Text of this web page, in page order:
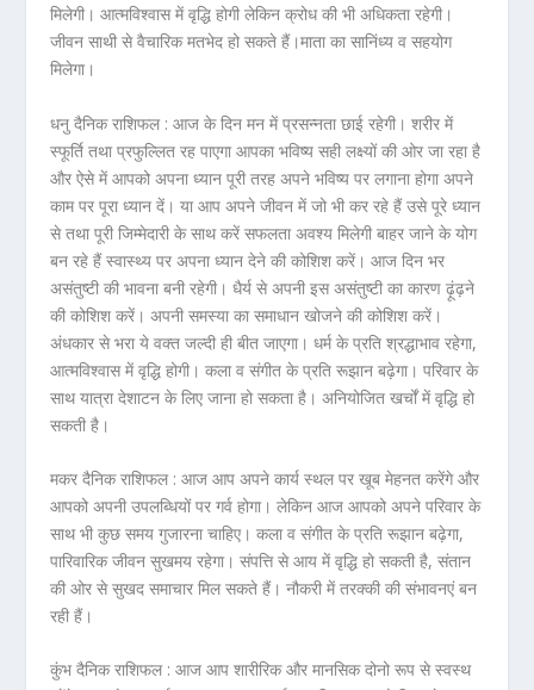
मिलेगी। आत्मविश्वास में वृद्धि होगी लेकिन क्रोध की भी अधिकता रहेगी।
जीवन साथी से वैचारिक मतभेद हो सकते हैं।माता का सानिंध्य व सहयोग
मिलेगा।
धनु दैनिक राशिफल :आज के दिन मन में प्रसन्नता छाई रहेगी। शरीर में
स्फूर्ति तथा प्रफुल्लित रह पाएगा आपका भविष्य सही लक्ष्यों की ओर जा रहा है
और ऐसे में आपको अपना ध्यान पूरी तरह अपने भविष्य पर लगाना होगा अपने
काम पर पूरा ध्यान दें। या आप अपने जीवन में जो भी कर रहे हैं उसे पूरे ध्यान
से तथा पूरी जिम्मेदारी के साथ करें सफलता अवश्य मिलेगी बाहर जाने के योग
बन रहे हैं स्वास्थ्य पर अपना ध्यान देने की कोशिश करें। आज दिन भर
असंतुष्टी की भावना बनी रहेगी। धैर्य से अपनी इस असंतुष्टी का कारण ढ़ूंढ़ने
की कोशिश करें। अपनी समस्या का समाधान खोजने की कोशिश करें।
अंधकार से भरा ये वक्त जल्दी ही बीत जाएगा। धर्म के प्रति श्रद्धाभाव रहेगा,
आत्मविश्वास में वृद्धि होगी। कला व संगीत के प्रति रूझान बढ़ेगा। परिवार के
साथ यात्रा देशाटन के लिए जाना हो सकता है। अनियोजित खर्चों में वृद्धि हो
सकती है।
मकर दैनिक राशिफल :आज आप अपने कार्य स्थल पर खूब मेहनत करेंगे और
आपको अपनी उपलब्धियों पर गर्व होगा। लेकिन आज आपको अपने परिवार के
साथ भी कुछ समय गुजारना चाहिए। कला व संगीत के प्रति रूझान बढ़ेगा,
पारिवारिक जीवन सुखमय रहेगा। संपत्ति से आय में वृद्धि हो सकती है, संतान
की ओर से सुखद समाचार मिल सकते हैं। नौकरी में तरक्की की संभावनएं बन
रही हैं।
कुंभ दैनिक राशिफल :आज आप शारीरिक और मानसिक दोनो रूप से स्वस्थ